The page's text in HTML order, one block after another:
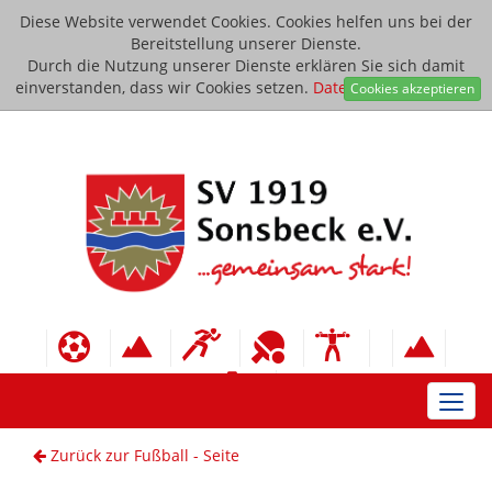
Diese Website verwendet Cookies. Cookies helfen uns bei der
Bereitstellung unserer Dienste.
Durch die Nutzung unserer Dienste erklären Sie sich damit
einverstanden, dass wir Cookies setzen. Datenschutzerklärung
Cookies akzeptieren
Zurück zur Fußball - Seite